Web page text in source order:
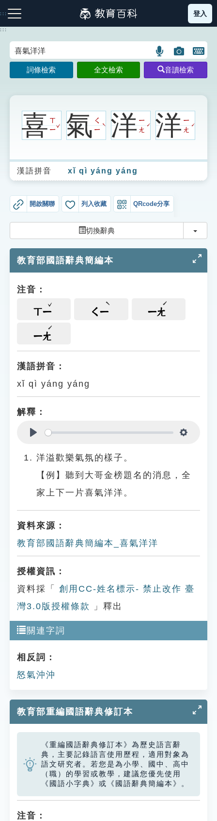
到
主
:::
注音索引圖示 筆畫索引圖示 部首索引表圖示
生字詞彙表
成語故事
索引選單
單字索引
遊戲專區
教學應用
貓頭鷹博士
登入
:::
語
言
搜
示
圖
片
搜
示
開
鍵
圖
詞條檢索 全文檢索 音讀檢索
喜ㄒ
ㄧ
ˇ氣ㄑ
ㄧ
ˋ 洋ㄧ
ㄤ
ˊ 洋ㄧ
ㄤ
ˊ
漢語拼音 xǐ qì yáng yáng
開啟關聯 列入收藏 QRcode分享
切換辭典 切換
教育部國語辭典簡編本
注音：
ㄒㄧ ㄑㄧ ㄧㄤ
ㄧㄤ
漢語拼音：
xǐ qì yáng yáng
解釋：
洋溢歡樂氣氛的樣子。
【例】聽到大哥金榜題名的消息，全
家上下一片喜氣洋洋。
資料來源：
教育部國語辭典簡編本_喜氣洋洋
授權資訊：
資料採「
創用CC-姓名標示- 禁止改作 臺
灣3.0版授權條款
」釋出
關連字詞
相反詞：
怒氣沖沖
教育部重編國語辭典修訂本
《重編國語辭典修訂本》為歷史語言辭
典，主要記錄語言使用歷程，適用對象為
語文研究者。若您是為小學、國中、高中
（職）的學習或教學，建議您優先使用
《國語小字典》或《國語辭典簡編本》。
注音：